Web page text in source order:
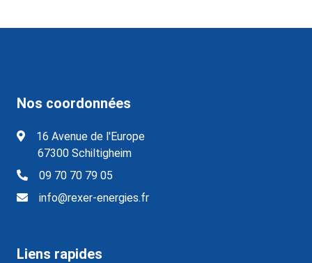
Nos coordonnées
16 Avenue de l'Europe
67300 Schiltigheim
09 70 70 79 05
info@rexer-energies.fr
Liens rapides